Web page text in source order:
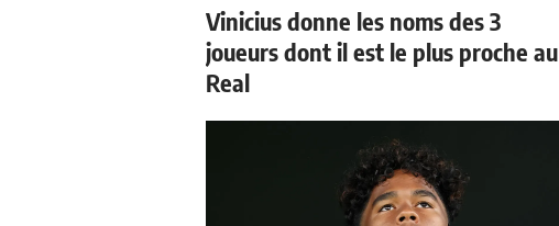
Vinicius donne les noms des 3
joueurs dont il est le plus proche au
Real